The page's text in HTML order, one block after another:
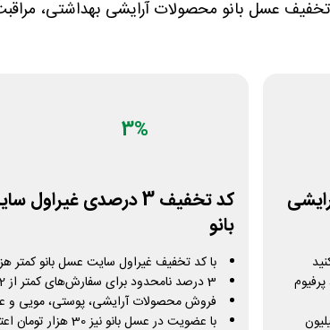
تخفیف عسل بانو محصولات آرایشی بهداشتی،
برای سفارش بالای 2 میلیون
3%
کد تخفیف 3 درصدی
بانو
با کد تخفیف غیراول سایت عسل بانو کمتر
3 درصد نامحدود برای سفارش‌های کمتر از 2 میلیون تومان
فروش محصولات آرایشی، پوستی، مویی و
با عضویت در عسل بانو نیز 30 هزار تومان اعتبار دریافت کنید